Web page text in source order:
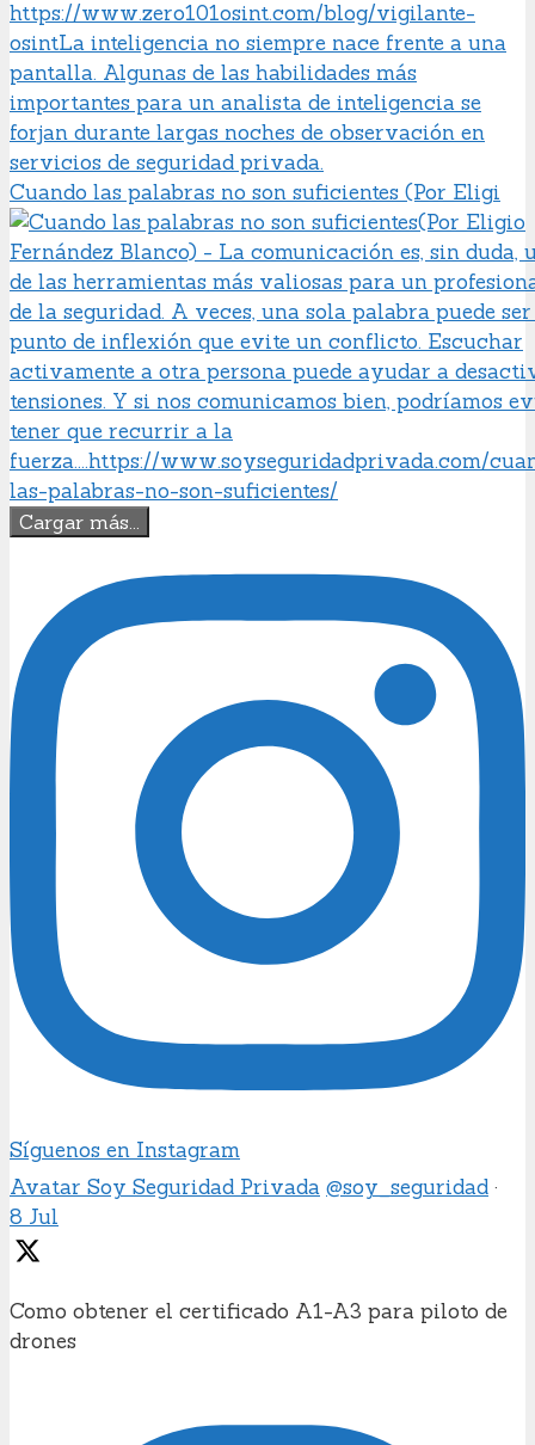
Cuando las palabras no son suficientes (Por Eligi
Cargar más...
Síguenos en Instagram
Avatar Soy Seguridad Privada @soy_seguridad ·
8 Jul
Como obtener el certificado A1-A3 para piloto de
drones